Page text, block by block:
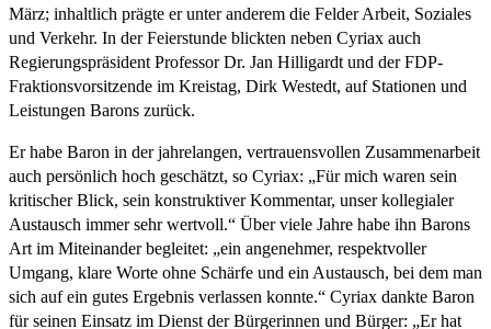
März; inhaltlich prägte er unter anderem die Felder Arbeit, Soziales
und Verkehr. In der Feierstunde blickten neben Cyriax auch
Regierungspräsident Professor Dr. Jan Hilligardt und der FDP-
Fraktionsvorsitzende im Kreistag, Dirk Westedt, auf Stationen und
Leistungen Barons zurück.
Er habe Baron in der jahrelangen, vertrauensvollen Zusammenarbeit
auch persönlich hoch geschätzt, so Cyriax: „Für mich waren sein
kritischer Blick, sein konstruktiver Kommentar, unser kollegialer
Austausch immer sehr wertvoll.“ Über viele Jahre habe ihn Barons
Art im Miteinander begleitet: „ein angenehmer, respektvoller
Umgang, klare Worte ohne Schärfe und ein Austausch, bei dem man
sich auf ein gutes Ergebnis verlassen konnte.“ Cyriax dankte Baron
für seinen Einsatz im Dienst der Bürgerinnen und Bürger: „Er hat